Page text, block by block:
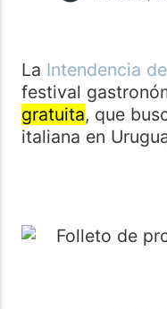
La Intendencia
festival
gratuita, que
italiana en